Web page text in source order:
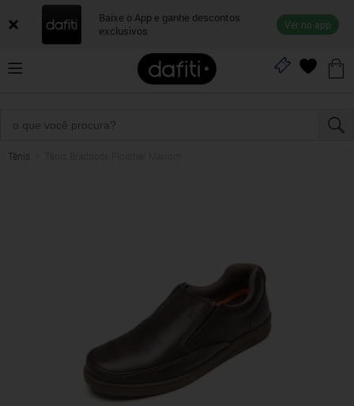
Baixe o App e ganhe descontos
exclusivos
Ver no app
Tênis